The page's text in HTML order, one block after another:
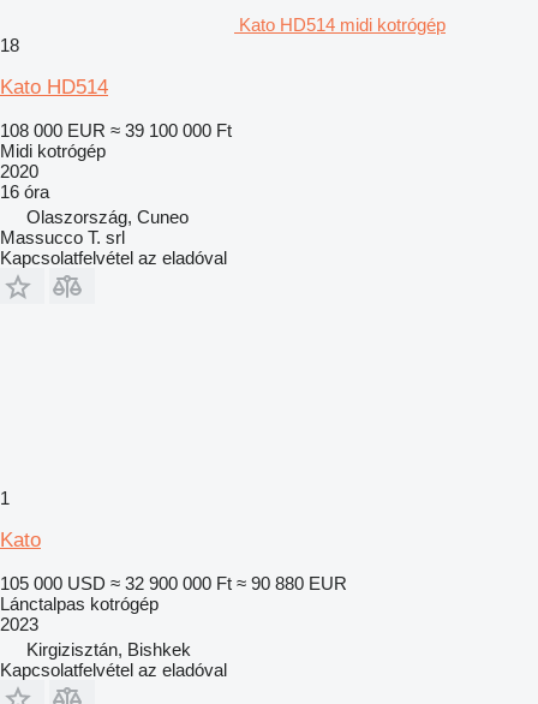
Kato HD514 midi kotrógép
18
Kato HD514
108 000 EUR ≈ 39 100 000 Ft
Midi kotrógép
2020
16 óra
Olaszország, Cuneo
Massucco T. srl
Kapcsolatfelvétel az eladóval
1
Kato
105 000 USD ≈ 32 900 000 Ft ≈ 90 880 EUR
Lánctalpas kotrógép
2023
Kirgizisztán, Bishkek
Kapcsolatfelvétel az eladóval